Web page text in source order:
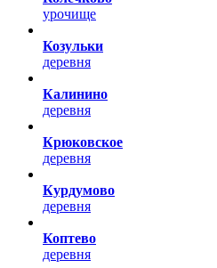
урочище
Козульки
деревня
Калинино
деревня
Крюковское
деревня
Курдумово
деревня
Коптево
деревня